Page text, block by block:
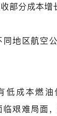
部分成本增
地区航空
低成本燃
临艰难局面